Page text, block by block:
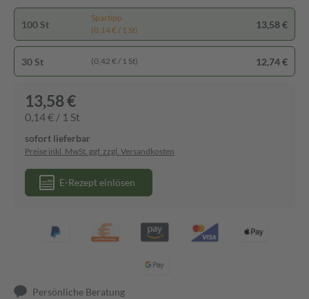
100 St
Spartipp
(0,14 € / 1 St)
13,58 €
30 St (0,42 € / 1 St) 12,74 €
13,58 €
0,14 € / 1 St
sofort lieferbar
Preise inkl. MwSt. ggf. zzgl. Versandkosten
E-Rezept einlösen
Persönliche Beratung